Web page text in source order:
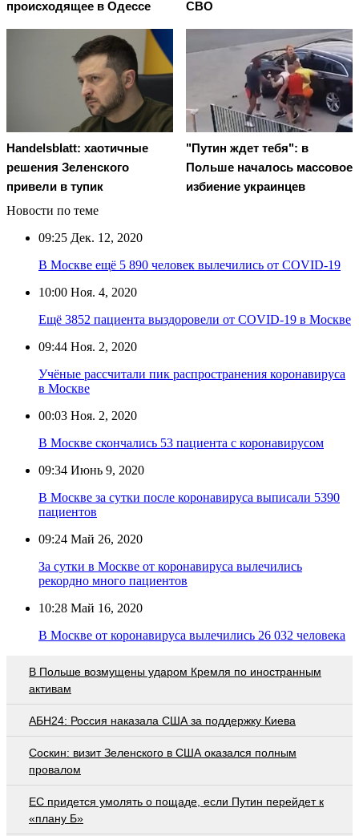
происходящее в Одессе
СВО
Handelsblatt: хаотичные
решения Зеленского
привели в тупик
"Путин ждет тебя": в
Польше началось массовое
избиение украинцев
Новости по теме
09:25 Дек. 12, 2020
В Москве ещё 5 890 человек вылечились от COVID-19
10:00 Ноя. 4, 2020
Ещё 3852 пациента выздоровели от COVID-19 в Москве
09:44 Ноя. 2, 2020
Учёные рассчитали пик распространения коронавируса
в Москве
00:03 Ноя. 2, 2020
В Москве скончались 53 пациента с коронавирусом
09:34 Июнь 9, 2020
В Москве за сутки после коронавируса выписали 5390
пациентов
09:24 Май 26, 2020
За сутки в Москве от коронавируса вылечились
рекордно много пациентов
10:28 Май 16, 2020
В Москве от коронавируса вылечились 26 032 человека
В Польше возмущены ударом Кремля по иностранным
активам
АБН24: Россия наказала США за поддержку Киева
Соскин: визит Зеленского в США оказался полным
провалом
EC придется умолять о пощаде, если Путин перейдет к
«плану Б»